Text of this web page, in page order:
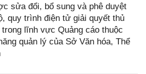
sửa đổi, bổ sung và phê duyệt
quy trình điện tử giải quyết thủ
lĩnh vực Quảng cáo thuộc
quản lý của Sở Văn hóa, Thể